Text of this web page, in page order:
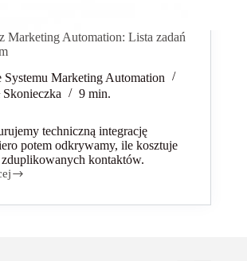
Marketing Automation: Lista zadań
Systemu Marketing Automation
Skonieczka
9 min.
techniczną integrację
potem odkrywamy, ile kosztuje
zduplikowanych kontaktów.